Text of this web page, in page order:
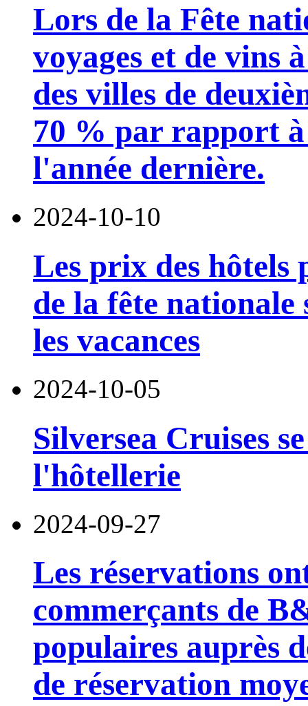
Lors de la Fête
voyages et de vins
des villes de
70 % par rapport
l'année dernière.
2024-10-10
Les prix des hôtels
de la fête nationale
les vacances
2024-10-05
Silversea Cruises
l'hôtellerie
2024-09-27
Les réservations
commerçants de
populaires auprès
de réservation